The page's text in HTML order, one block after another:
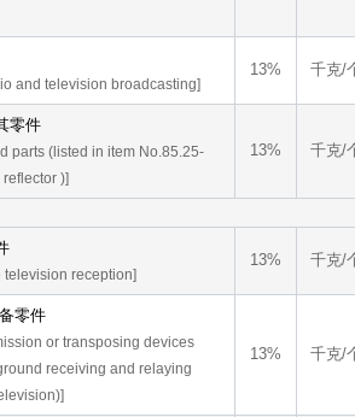
and television broadcasting]
13% 千克/
零件
parts (listed in item No.85.25-
)]
13% 千克/
television reception]
13% 千克/
零件
or transposing devices
receiving and relaying
13% 千克/